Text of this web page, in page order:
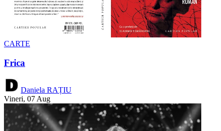
CARTE
Frica
Daniela RAȚIU
Vineri, 07 Aug